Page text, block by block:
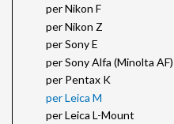
per Nikon F
per Nikon Z
per Sony E
per Sony Alfa (Minolta AF)
per Pentax K
per Leica M
per Leica L-Mount